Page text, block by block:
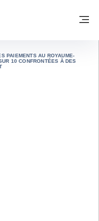
TRADE - PAGE
PAIEMENTS AU ROYAUME-
10 CONFRONTÉES À DES